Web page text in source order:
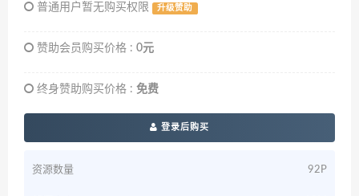
普通用户暂无购买权限 升级赞助
赞助会员购买价格 : 0元
终身赞助购买价格 : 免费
登录后购买
资源数量 92P